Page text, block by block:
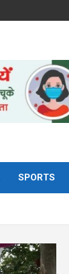
SPORTS